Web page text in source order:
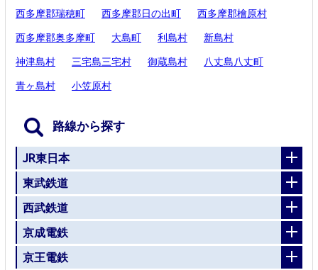
西多摩郡瑞穂町 西多摩郡日の出町 西多摩郡檜原村
西多摩郡奥多摩町 大島町 利島村 新島村
神津島村 三宅島三宅村 御蔵島村 八丈島八丈町
青ヶ島村 小笠原村
路線から探す
JR東日本
東武鉄道
西武鉄道
京成電鉄
京王電鉄